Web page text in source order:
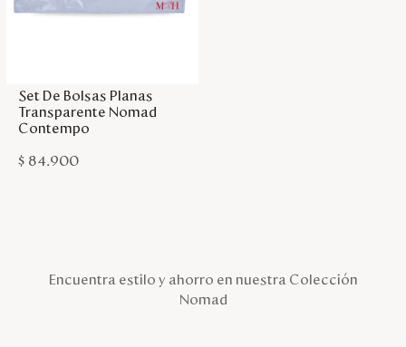
USA
Venezuela
Set De Bolsas Planas
Transparente Nomad
Contempo
$ 84.900
Encuentra estilo y ahorro en nuestra Colección
Nomad